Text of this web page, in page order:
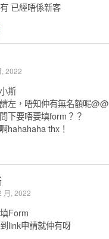
已經唔係新客
2022
斯
左，唔知仲有無名額呢@@
下要唔要填form？？
hahahaha thx！
月, 2022
Form
link申請就仲有呀